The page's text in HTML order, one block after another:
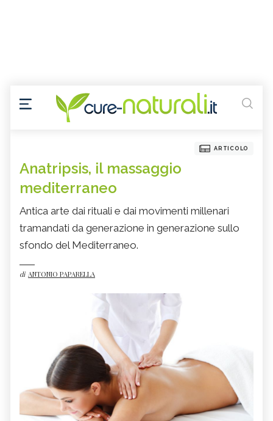
ARTICOLO
Anatripsis, il massaggio
mediterraneo
Antica arte dai rituali e dai movimenti millenari
tramandati da generazione in generazione sullo
sfondo del Mediterraneo.
di ANTONIO PAPARELLA